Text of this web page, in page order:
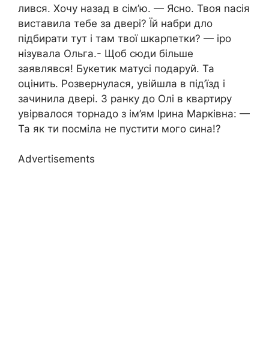
лився. Хочу назад в сім’ю. — Ясно. Твоя nасія
виставила тебе за двері? Їй набри дло
підбирати тут і там твої шкарпетки? — іро
нізувала Ольга.- Щоб сюди більше
заявлявся! Букетик матусі подаруй. Та
оцінить. Розвернулася, увійшла в під’їзд і
зачинила двері. З ранку до Олі в квартиру
увірвалося торнадо з ім’ям Ірина Марківна: —
Та як ти посміла не пустити мого сина!?
Advertisements